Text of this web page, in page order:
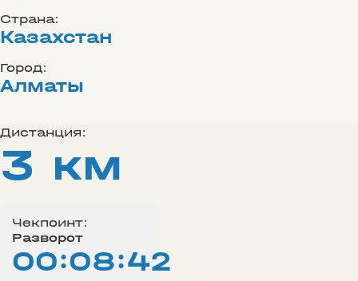
Страна:
Казахстан
Город:
Алматы
Дистанция:
3 км
Чекпоинт:
Разворот
00:08:42